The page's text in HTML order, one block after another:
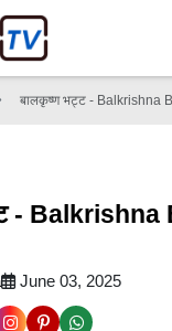
बालकृष्ण भट्ट - Balkrishna
- Balkrishna
June 03, 2025